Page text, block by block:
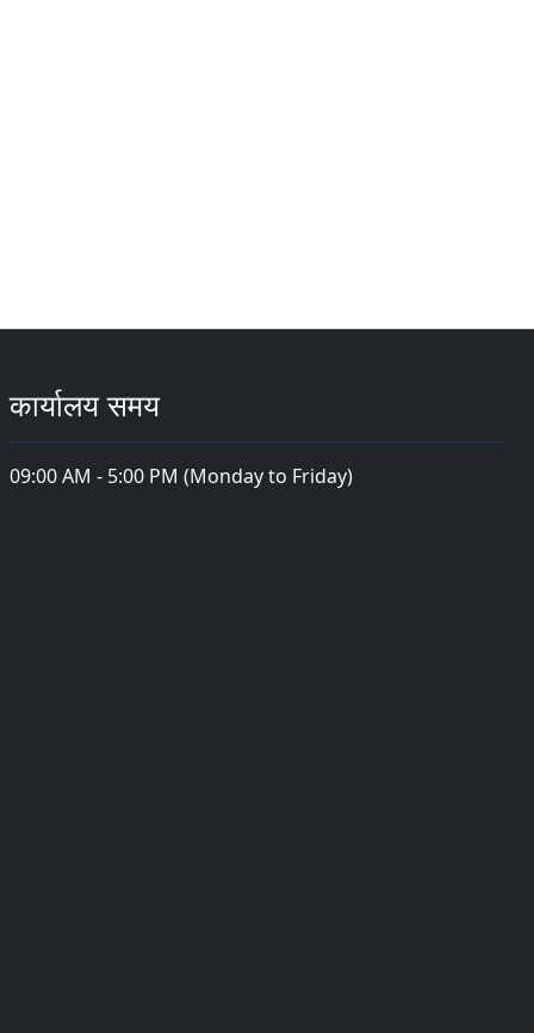
कार्यालय समय
09:00 AM - 5:00 PM (Monday to Friday)